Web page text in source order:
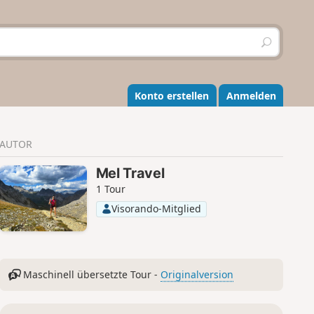
S
u
h
e
n
Konto erstellen Anmelden
AUTOR
Mel Travel
1 Tour
Visorando-Mitglied
Maschinell übersetzte Tour - Originalversion